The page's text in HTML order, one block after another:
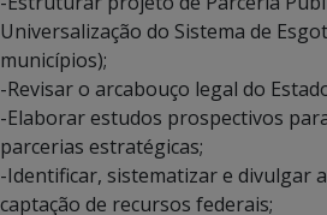
Universalização do Sistema de
municípios);
-Revisar o arcabouço legal do
-Elaborar estudos prospectivos
parcerias estratégicas;
-Identificar, sistematizar e divulgar
captação de recursos federais;